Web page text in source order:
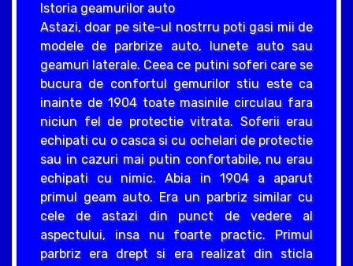
Istoria geamurilor auto
Astazi, doar pe site-ul nostrru poti gasi mii de
modele de parbrize auto, lunete auto sau
geamuri laterale. Ceea ce putini soferi care se
bucura de confortul gemurilor stiu este ca
inainte de 1904 toate masinile circulau fara
niciun fel de protectie vitrata. Soferii erau
echipati cu o casca si cu ochelari de protectie
sau in cazuri mai putin confortabile, nu erau
echipati cu nimic. Abia in 1904 a aparut
primul geam auto. Era un parbriz similar cu
cele de astazi din punct de vedere al
aspectului, insa nu foarte practic. Primul
parbriz era drept si era realizat din sticla